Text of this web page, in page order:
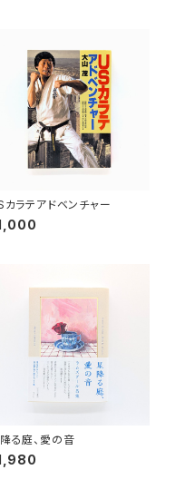
カラテアドベンチャー
る庭、愛の音